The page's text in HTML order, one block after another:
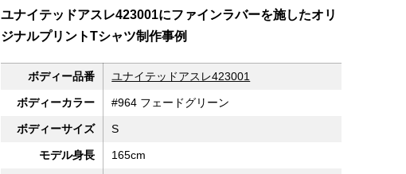
ユナイテッドアスレ423001にファインラバーを施したオリ
ジナルプリントTシャツ制作事例
ボディー品番 ユナイテッドアスレ423001
ボディーカラー #964 フェードグリーン
ボディーサイズ S
モデル身長 165cm